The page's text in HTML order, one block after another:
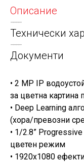
Описание
Технически
Документи
• 2 MP IP
за цветна картина
• Deep Learning
(хора/превозни
• 1/2.8”
цветен режим
• 1920х1080